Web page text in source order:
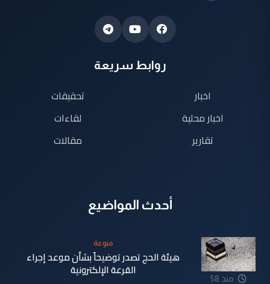
روابط سريعة
اخبار
اخبار محلية
تقارير
تحقيقات
لقاءات
مقالات
أحدث المواضيع
منذ 58
منوعة
هيئة الحج تصدر توضيحاً بشأن موعد إجراء
القرعة الإلكترونية